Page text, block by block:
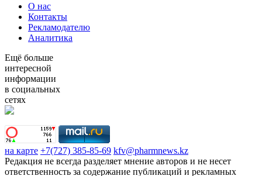
О нас
Контакты
Рекламодателю
Аналитика
Ещё больше
интересной
информации
в социальных
сетях
на карте +7(727) 385-85-69 kfv@pharmnews.kz
Редакция не всегда разделяет мнение авторов и не несет
ответственность за содержание публикаций и рекламных